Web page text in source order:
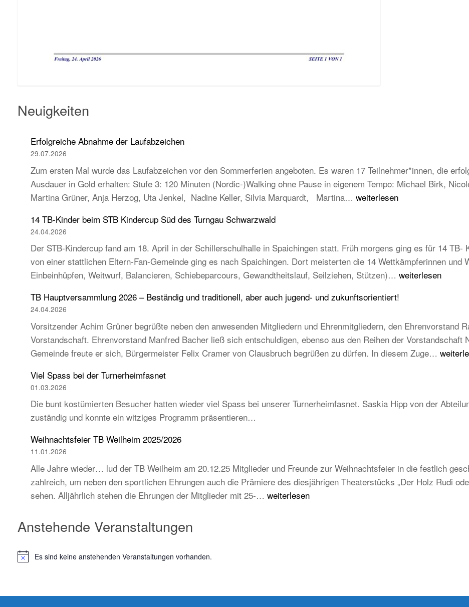
Neuigkeiten
Erfolgreiche Abnahme der Laufabzeichen
29.07.2026
Zum ersten Mal wurde das Laufabzeichen vor den Sommerferien angeboten. Es waren 17 Teilnehmer*innen, die
Ausdauer in Gold erhalten: Stufe 3: 120 Minuten (Nordic-)Walking ohne Pause in eigenem Tempo: Michael Birk,
Martina Grüner, Anja Herzog, Uta Jenkel, Nadine Keller, Silvia Marquardt, Martina… Erfolgreiche
weiterlesen
14 TB-Kinder beim STB Kindercup Süd des Turngau Schwarzwald
24.04.2026
Der STB-Kindercup fand am 18. April in der Schillerschulhalle in Spaichingen statt. Früh morgens ging es für 14
von einer stattlichen Eltern-Fan-Gemeinde ging es nach Spaichingen. Dort meisterten die 14 Wettkämpferinnen und
Einbeinhüpfen, Weitwurf, Balancieren, Schiebeparcours, Gewandtheitslauf, Seilziehen, Stützen)… 14
Kinder
STB
Kindercup
Süd
weiterlesen
TB Hauptversammlung 2026 – Beständig und traditionell, aber auch jugend- und zukunftsorientiert!
24.04.2026
Vorsitzender Achim Grüner begrüßte neben den anwesenden Mitgliedern und Ehrenmitgliedern, den Ehrenvorstand
Vorstandschaft. Ehrenvorstand Manfred Bacher ließ sich entschuldigen, ebenso aus den Reihen der
Gemeinde freute er sich, Bürgermeister Felix Cramer von Clausbruch begrüßen zu dürfen. In diesem Zuge… TB
jugend-
und
Viel Spass bei der Turnerheimfasnet
01.03.2026
Die bunt kostümierten Besucher hatten wieder viel Spass bei unserer Turnerheimfasnet. Saskia Hipp von der
zuständig und konnte ein witziges Programm präsentieren…
Weihnachtsfeier TB Weilheim 2025/2026
11.01.2026
Alle Jahre wieder… lud der TB Weilheim am 20.12.25 Mitglieder und Freunde zur Weihnachtsfeier in die festlich
zahlreich, um neben den sportlichen Ehrungen auch die Prämiere des diesjährigen Theaterstücks „Der Holz Rudi
sehen. Alljährlich stehen die Ehrungen der Mitglieder mit 25-… Weihnachtsfeier
weiterlesen
Anstehende Veranstaltungen
H
w
Es sind keine anstehenden Veranstaltungen vorhanden.